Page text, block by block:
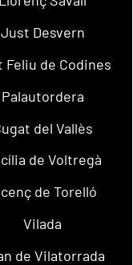
Just Desvern
Feliu de Codines
Palautordera
del Vallès
de Voltregà
de Torelló
Vilada
de Vilatorrada